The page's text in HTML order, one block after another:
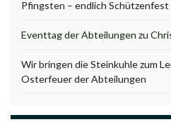
Pfingsten – endlich Schützenfest
Eventtag der Abteilungen zu
Wir bringen die Steinkuhle zum
Osterfeuer der Abteilungen